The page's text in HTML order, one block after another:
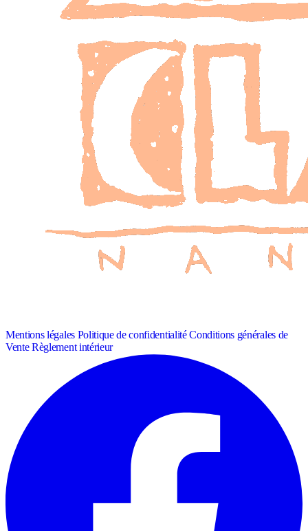
Mentions légales Politique de confidentialitéConditions générales de
VenteRèglement intérieur